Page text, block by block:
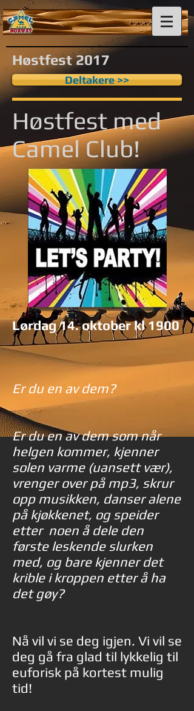
Høstfest 2017
Deltakere >>
Høstfest med
Camel Club!
Lørdag 14. oktober kl 1900
Er du en av dem?
Er du en av dem som når
helgen kommer, kjenner
solen varme (uansett vær),
vrenger over på mp3, skrur
opp musikken, danser alene
på kjøkkenet, og speider
etter noen å dele den
første leskende slurken
med, og bare kjenner det
krible i kroppen etter å ha
det gøy?
Nå vil vi se deg igjen. Vi vil se
deg gå fra glad til lykkelig til
euforisk på kortest mulig
tid!